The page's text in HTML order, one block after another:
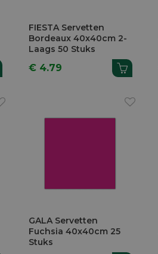
FIESTA Servetten
Bordeaux 40x40cm 2-
Laags 50 Stuks
€ 4.79
GALA Servetten
Fuchsia 40x40cm 25
Stuks